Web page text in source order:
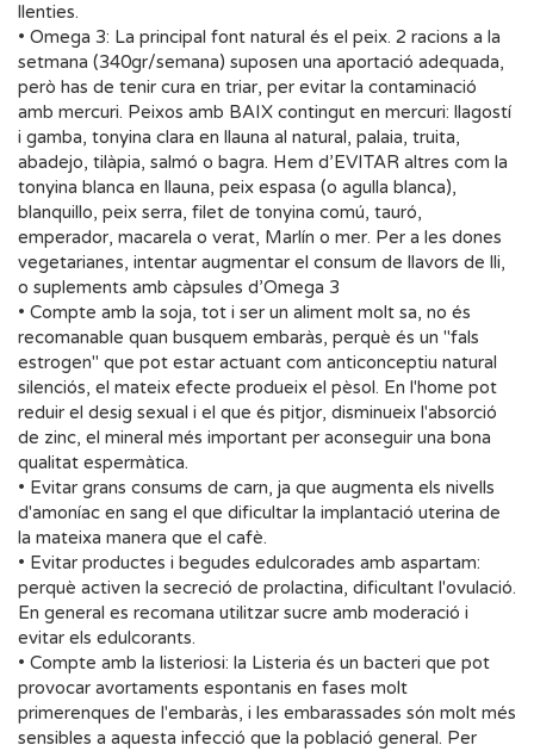
llenties.
• Omega 3: La principal font natural és el peix. 2 racions a la
setmana (340gr/semana) suposen una aportació adequada,
però has de tenir cura en triar, per evitar la contaminació
amb mercuri. Peixos amb BAIX contingut en mercuri: llagostí
i gamba, tonyina clara en llauna al natural, palaia, truita,
abadejo, tilàpia, salmó o bagra. Hem d’EVITAR altres com la
tonyina blanca en llauna, peix espasa (o agulla blanca),
blanquillo, peix serra, filet de tonyina comú, tauró,
emperador, macarela o verat, Marlín o mer. Per a les dones
vegetarianes, intentar augmentar el consum de llavors de lli,
o suplements amb càpsules d’Omega 3
• Compte amb la soja, tot i ser un aliment molt sa, no és
recomanable quan busquem embaràs, perquè és un "fals
estrogen" que pot estar actuant com anticonceptiu natural
silenciós, el mateix efecte produeix el pèsol. En l'home pot
reduir el desig sexual i el que és pitjor, disminueix l'absorció
de zinc, el mineral més important per aconseguir una bona
qualitat espermàtica.
• Evitar grans consums de carn, ja que augmenta els nivells
d'amoníac en sang el que dificultar la implantació uterina de
la mateixa manera que el cafè.
• Evitar productes i begudes edulcorades amb aspartam:
perquè activen la secreció de prolactina, dificultant l'ovulació.
En general es recomana utilitzar sucre amb moderació i
evitar els edulcorants.
• Compte amb la listeriosi: la Listeria és un bacteri que pot
provocar avortaments espontanis en fases molt
primerenques de l'embaràs, i les embarassades són molt més
sensibles a aquesta infecció que la població general. Per